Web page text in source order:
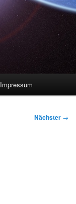
Impressum
Nächster →